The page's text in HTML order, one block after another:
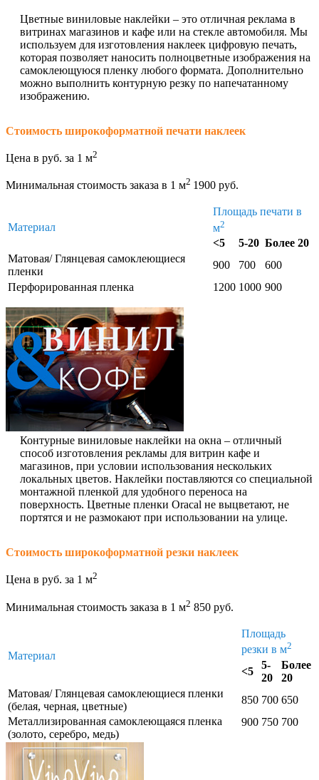
Цветные виниловые наклейки – это отличная реклама в
витринах магазинов и кафе или на стекле автомобиля. Мы
используем для изготовления наклеек цифровую печать,
которая позволяет наносить полноцветные изображения на
самоклеющуюся пленку любого формата. Дополнительно
можно выполнить контурную резку по напечатанному
изображению.
Стоимость широкоформатной печати наклеек
Цена в руб. за 1 м2
Минимальная стоимость заказа в 1 м2 1900 руб.
Материал
Площадь печати в
м2
<5 5-20 Более 20
Матовая/ Глянцевая самоклеющиеся
пленки
900 700
600
Перфорированная пленка
1200 1000 900
Контурные виниловые наклейки на окна – отличный
способ изготовления рекламы для витрин кафе и
магазинов, при условии использования нескольких
локальных цветов. Наклейки поставляются со специальной
монтажной пленкой для удобного переноса на
поверхность. Цветные пленки Oracal не выцветают, не
портятся и не размокают при использовании на улице.
Стоимость широкоформатной резки наклеек
Цена в руб. за 1 м2
Минимальная стоимость заказа в 1 м2 850 руб.
Материал
Площадь
резки в м2
<5
5-
20
Более
20
Матовая/ Глянцевая самоклеющиеся пленки
(белая, черная, цветные)
850 700 650
Металлизированная самоклеющаяся пленка
(золото, серебро, медь)
900 750 700